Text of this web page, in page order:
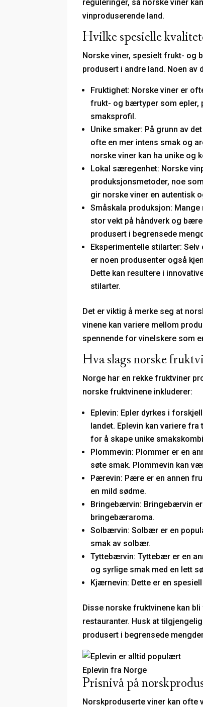
reguleringer, så norske viner
vinproduserende land.
Hvilke spesielle
Norske viner, spesielt frukt- og
produsert i andre land. Noen av
Fruktighet: Norske viner er
frukt- og bærtyper som epler,
smaksprofil.
Unike smaker: På grunn av
ofte en mer intens smak og
norske viner kan ha unike og
Lokal særegenhet: Norske
produksjonsmetoder, noe
gir norske viner en autentisk
Småskala produksjon:
stor vekt på håndverk og
produsert i begrensede
Eksperimentelle stilarter:
er noen produsenter også
Dette kan resultere i
stilarter.
Det er viktig å merke seg at
vinene kan variere mellom
spennende for vinelskere som
Hva slags norske
Norge har en rekke fruktviner
norske fruktvinene inkluderer:
Eplevin: Epler dyrkes i
landet. Eplevin kan variere
for å skape unike
Plommevin: Plommer er en
søte smak. Plommevin kan
Pærevin: Pære er en annen
en mild sødme.
Bringebærvin: Bringebærvin
bringebæraroma.
Solbærvin: Solbær er en
smak av solbær.
Tyttebærvin: Tyttebær er en
og syrlige smak med en lett
Kjærnevin: Dette er en
Disse norske fruktvinene kan
restauranter. Husk at
produsert i begrensede
Eplevin fra Norge
Prisnivå på
Norskproduserte viner kan ofte